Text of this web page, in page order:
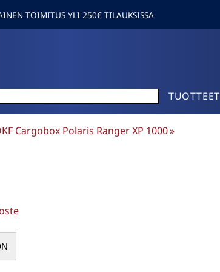
TOIMITUS YLI 250€ TILAUKSISSA
TUOTTEET
Cargobox Polaris Ranger XP 1000‪»